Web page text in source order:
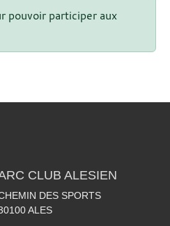
pouvoir participer aux
CLUB ALESIEN
DES SPORTS
ALES